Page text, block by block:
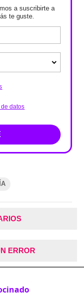
a suscribirte a
te guste.
datos
ERROR